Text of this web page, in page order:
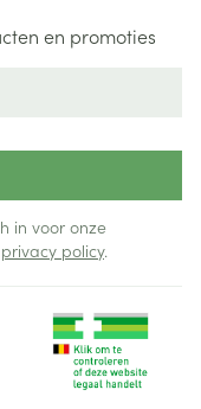
en promoties
in voor onze
privacy policy.